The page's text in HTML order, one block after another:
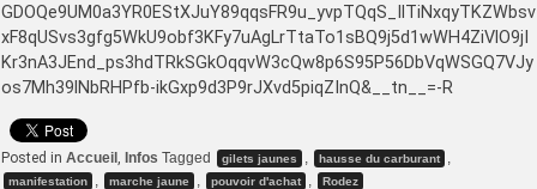
GDOQe9UM0a3YR0EStXJuY89qqsFR9u_yvpTQqS_IlTiNxqyTKZWbsv
xF8qUSvs3gfg5WkU9obf3KFy7uAgLrTtaTo1sBQ9j5d1wWH4ZiVlO9jI
Kr3nA3JEnd_ps3hdTRkSGkOqqvW3cQw8p6S95P56DbVqWSGQ7VJy
os7Mh39lNbRHPfb-ikGxp9d3P9rJXvd5piqZInQ&__tn__=-R
Posted in Accueil Infos Tagged gilets jaunes hausse du carburant
manifestation marche jaune pouvoir d'achat Rodez